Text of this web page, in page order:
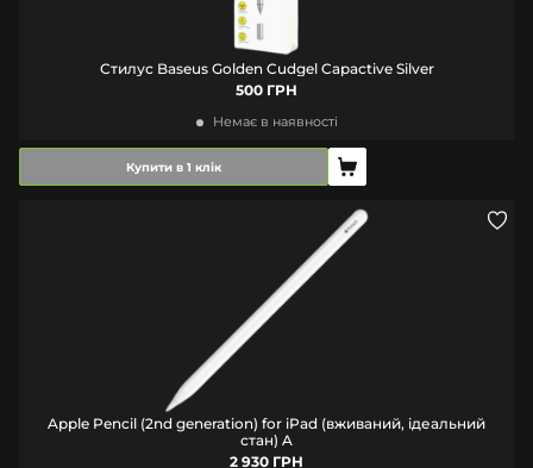
Стилус Baseus Golden Cudgel Capactive Silver
500 ГРН
Немає в наявності
Купити в 1 клік
Apple Pencil (2nd generation) for iPad (вживаний, ідеальний
стан) A
2 930 ГРН